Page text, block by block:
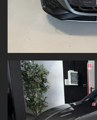
Strada Settimo 364,
Tutti i dati tecnici e gli
accuratezza. Tuttavia, le
non costituiscono
Fogli informativi